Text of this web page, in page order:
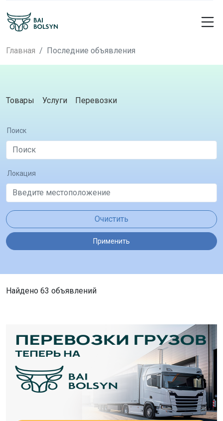
Главная Последние объявления
Товары Услуги Перевозки
Поиск
Локация
Очистить
Применить
Найдено 63 объявлений